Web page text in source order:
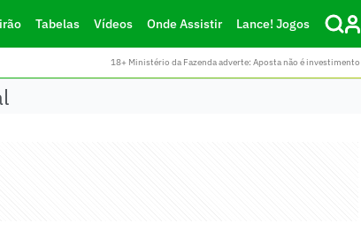
Tabelas Vídeos Onde Assistir Lance! Jogos
18+ Ministério da Fazenda adverte: Aposta não é investimento